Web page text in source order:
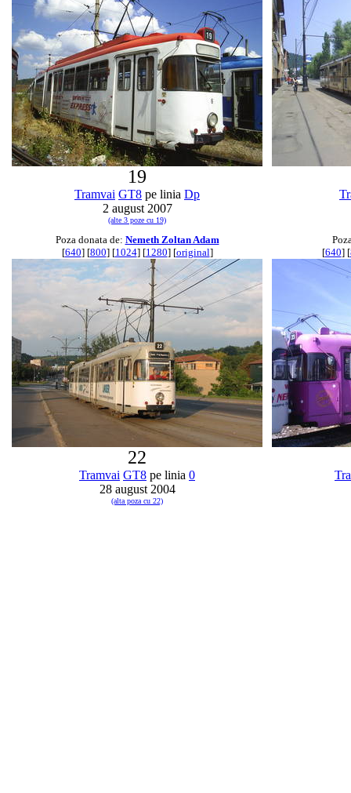
19
Tramvai GT8 pe linia Dp
2 august 2007
(alte 3 poze cu 19)
Poza donata de: Nemeth Zoltan Adam
[640] [800] [1024] [1280] [original]
22
Tramvai GT8 pe linia 0
28 august 2004
(alta poza cu 22)
[640] [